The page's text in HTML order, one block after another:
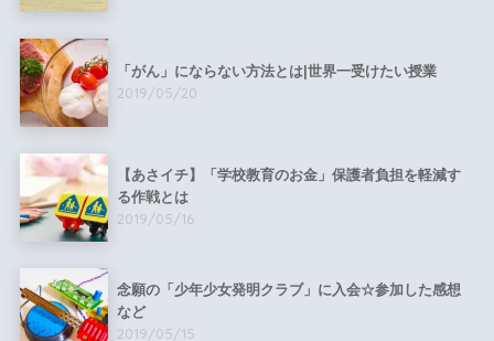
「がん」にならない方法とは|世界一受けたい授業
2019/05/20
【あさイチ】「学校教育のお金」保護者負担を軽減す
る作戦とは
2019/05/16
念願の「少年少女発明クラブ」に入会☆参加した感想
など
2019/05/15